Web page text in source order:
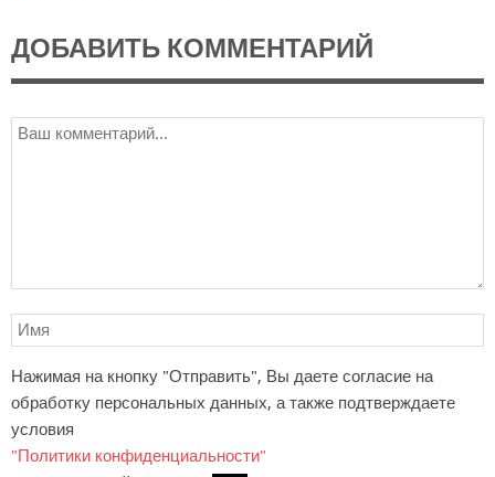
ДОБАВИТЬ КОММЕНТАРИЙ
Нажимая на кнопку "Отправить", Вы даете согласие на
обработку персональных данных, а также подтверждаете
условия
"Политики конфиденциальности"